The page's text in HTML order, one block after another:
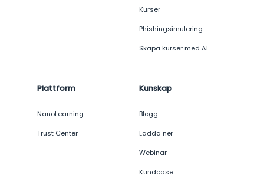
Kurser
Phishingsimulering
Skapa kurser med AI
Plattform
NanoLearning
Trust Center
Kunskap
Blogg
Ladda ner
Webinar
Kundcase